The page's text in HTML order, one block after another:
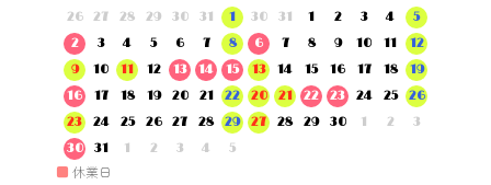
26
27 28 29 30 31
1
2
3 4 5 6 7
8
9
10 11 12 13 14
15
16
17 18 19 20 21
22
23
24 25 26 27 28
29
30
31 1 2 3 4 5
30
31 1 2 3 4
5
6
7 8 9 10 11
12
13
14 15 16 17 18
19
20
21 22 23 24 25
26
27
28 29 30 1 2 3
■ 休業日